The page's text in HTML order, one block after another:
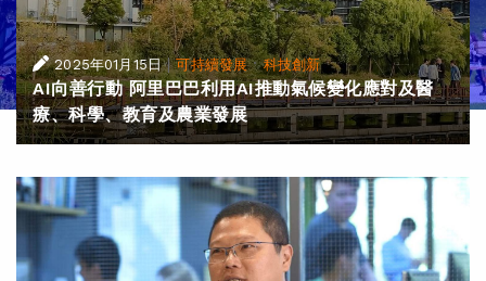
2025年01月15日 |可持續發展·科技創新
AI向善行動 阿里巴巴利用AI推動氣候變化應對及醫
療、科學、教育及農業發展